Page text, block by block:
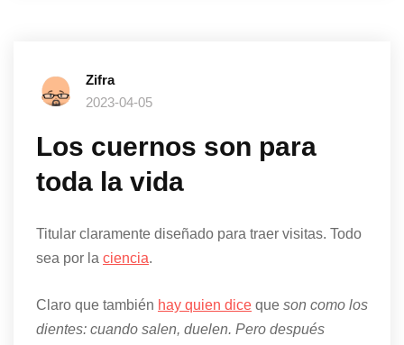
Zifra
2023-04-05
Los cuernos son para
toda la vida
Titular claramente diseñado para traer visitas. Todo
sea por la ciencia.
Claro que también hay quien dice que son como los
dientes: cuando salen, duelen. Pero después